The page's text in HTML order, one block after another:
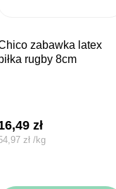
latex
rugby 8cm
zł
zł /kg